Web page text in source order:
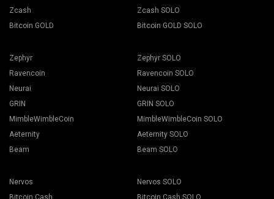
Zcash
Bitcoin GOLD
Zcash SOLO
Bitcoin GOLD SOLO
Zephyr
Ravencoin
Neurai
GRIN
MimbleWimbleCoin
Aeternity
Beam
Zephyr SOLO
Ravencoin SOLO
Neurai SOLO
GRIN SOLO
MimbleWimbleCoin SOLO
Aeternity SOLO
Beam SOLO
Nervos
Bitcoin Cash
Nervos SOLO
Bitcoin Cash SOLO